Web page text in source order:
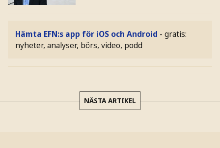
Hämta EFN:s app för iOS och Android - gratis:
nyheter, analyser, börs, video, podd
NÄSTA ARTIKEL